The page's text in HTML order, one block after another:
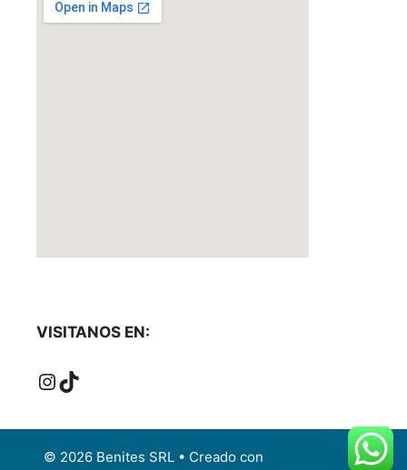
VISITANOS EN:
Instagram
TikTok
© 2026 Benites SRL• Creado con GeneratePress